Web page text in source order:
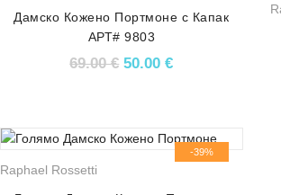
Дамско Кожено Портмоне с Капак
АРТ# 9803
69.00€ Original price was:
50.00€Текущата
-39%
Raphael Rossetti